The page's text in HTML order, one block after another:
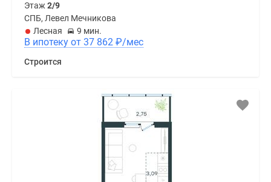
Этаж2/9
СПБ, Левел Мечникова
Лесная
9 мин.
В ипотеку от 37 862 ₽/мес
Строится